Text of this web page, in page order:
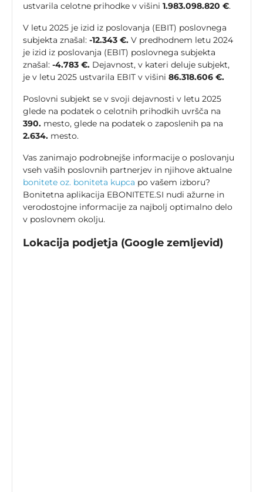
ustvarila celotne prihodke v višini 1.983.098.820 €.
V letu 2025 je izid iz poslovanja (EBIT) poslovnega
subjekta znašal: -12.343 €. V predhodnem letu 2024
je izid iz poslovanja (EBIT) poslovnega subjekta
znašal: -4.783 €. Dejavnost, v kateri deluje subjekt,
je v letu 2025 ustvarila EBIT v višini 86.318.606 €.
Poslovni subjekt se v svoji dejavnosti v letu 2025
glede na podatek o celotnih prihodkih uvršča na
390. mesto, glede na podatek o zaposlenih pa na
2.634. mesto.
Vas zanimajo podrobnejše informacije o poslovanju
vseh vaših poslovnih partnerjev in njihove aktualne
bonitete oz. boniteta kupca po vašem izboru?
Bonitetna aplikacija EBONITETE.SI nudi ažurne in
verodostojne informacije za najbolj optimalno delo
v poslovnem okolju.
Lokacija podjetja (Google zemljevid)